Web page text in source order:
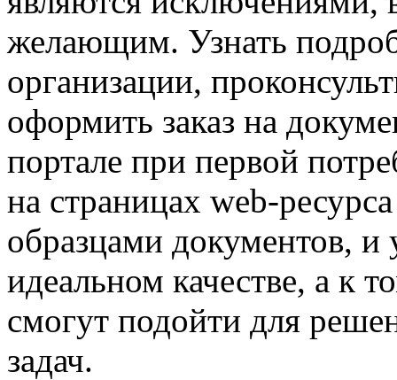
желающим. Узнать
организации,
оформить заказ на
портале при первой
на страницах web-
образцами документов, и
идеальном качестве, а к
смогут подойти для
задач.